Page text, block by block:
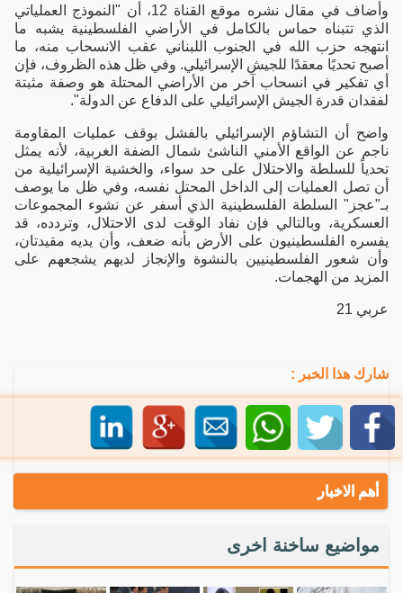
وأضاف في مقال نشره موقع القناة 12، أن "النموذج العملياتي
الذي تتبناه حماس بالكامل في الأراضي الفلسطينية يشبه ما
انتهجه حزب الله في الجنوب اللبناني عقب الانسحاب منه، ما
أصبح تحديًا معقدًا للجيش الإسرائيلي. وفي ظل هذه الظروف، فإن
أي تفكير في انسحاب آخر من الأراضي المحتلة هو وصفة مثبتة
لفقدان قدرة الجيش الإسرائيلي على الدفاع عن الدولة".
واضح أن التشاؤم الإسرائيلي بالفشل بوقف عمليات المقاومة
ناجم عن الواقع الأمني الناشئ شمال الضفة الغربية، لأنه يمثل
تحدياً للسلطة والاحتلال على حد سواء، والخشية الإسرائيلية من
أن تصل العمليات إلى الداخل المحتل نفسه، وفي ظل ما يوصف
بـ"عجز" السلطة الفلسطينية الذي أسفر عن نشوء المجموعات
العسكرية، وبالتالي فإن نفاد الوقت لدى الاحتلال، وتردده، قد
يفسره الفلسطينيون على الأرض بأنه ضعف، وأن يديه مقيدتان،
وأن شعور الفلسطينيين بالنشوة والإنجاز لديهم يشجعهم على
المزيد من الهجمات.
عربي 21
شارك هذا الخبر :
أهم الاخبار
مواضيع ساخنة اخرى